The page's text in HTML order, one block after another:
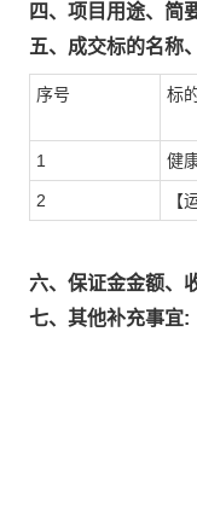
四、项目用途、简
五、成交标的名称
序号 标
1 健
2 【
六、保证金金额、
七、其他补充事宜: